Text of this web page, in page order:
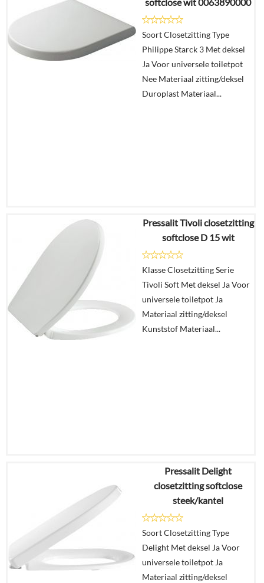
Soort Closetzitting Type
Philippe Starck 3 Met deksel
Ja Voor universele toiletpot
Nee Materiaal zitting/deksel
Duroplast Materiaal...
€271,04
€169,89
Details
winkelmand
Pressalit Tivoli closetzitting
softclose D 15 wit
Klasse Closetzitting Serie
Tivoli Soft Met deksel Ja Voor
universele toiletpot Ja
Materiaal zitting/deksel
Kunststof Materiaal...
€147,08
€110,07
In
winkelmand
Pressalit Delight
closetzitting softclose
steek/kantel
Soort Closetzitting Type
Delight Met deksel Ja Voor
universele toiletpot Ja
Materiaal zitting/deksel